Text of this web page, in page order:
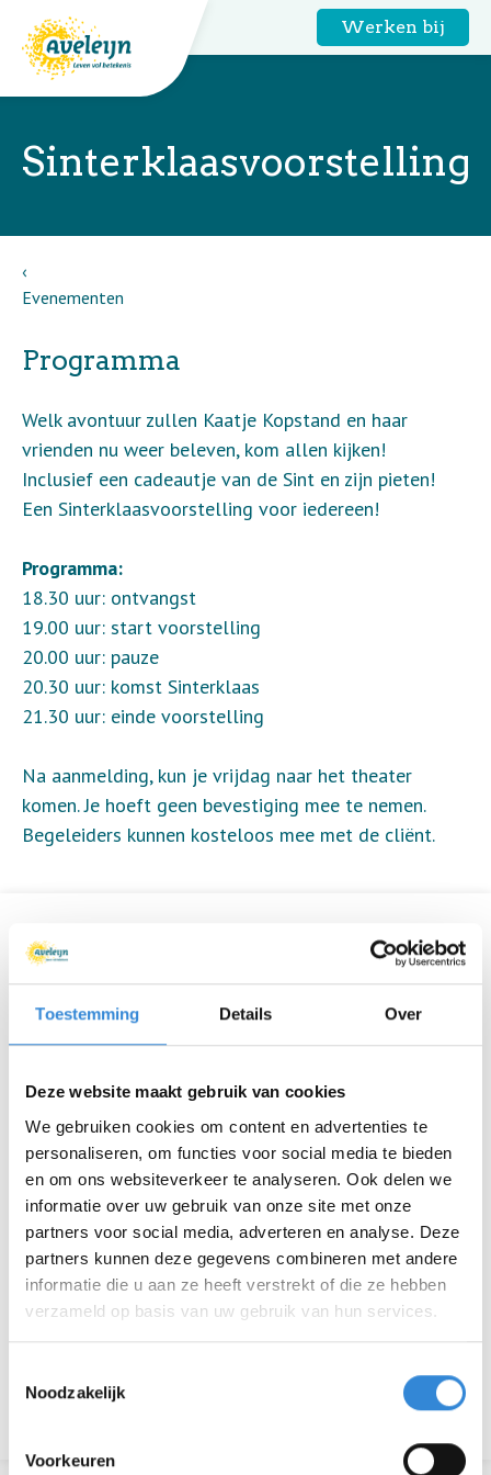
Toestemming Details Over
Deze website maakt gebruik van cookies
We gebruiken cookies om content en advertenties te
personaliseren, om functies voor social media te bieden
en om ons websiteverkeer te analyseren. Ook delen we
informatie over uw gebruik van onze site met onze
partners voor social media, adverteren en analyse. Deze
partners kunnen deze gegevens combineren met andere
informatie die u aan ze heeft verstrekt of die ze hebben
verzameld op basis van uw gebruik van hun services.
Noodzakelijk
Voorkeuren
Werken bij
Sinterklaasvoorstelling
Evenementen
Informatie
Datum
vr 27 nov.
Tijd
18:30 - 21:30
Locatie
Kulturhus, Borne
Thema
Theater & muziek
Kosten
Geen
Deelnemers
90 van 200
Aanmelden is niet meer mogelijk.
Programma
Welk avontuur zullen Kaatje Kopstand en haar
vrienden nu weer beleven, kom allen kijken!
Inclusief een cadeautje van de Sint en zijn pieten!
Een Sinterklaasvoorstelling voor iedereen!
Programma:
18.30 uur: ontvangst
19.00 uur: start voorstelling
20.00 uur: pauze
20.30 uur: komst Sinterklaas
21.30 uur: einde voorstelling
Na aanmelding, kun je vrijdag naar het theater
komen. Je hoeft geen bevestiging mee te nemen.
Begeleiders kunnen kosteloos mee met de cliënt.